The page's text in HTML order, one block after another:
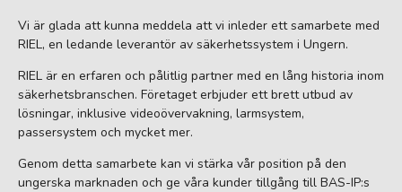
Vi är glada att kunna meddela att vi inleder ett samarbete med
RIEL, en ledande leverantör av säkerhetssystem i Ungern.
RIEL är en erfaren och pålitlig partner med en lång historia inom
säkerhetsbranschen. Företaget erbjuder ett brett utbud av
lösningar, inklusive videoövervakning, larmsystem,
passersystem och mycket mer.
Genom detta samarbete kan vi stärka vår position på den
ungerska marknaden och ge våra kunder tillgång till BAS-IP:s